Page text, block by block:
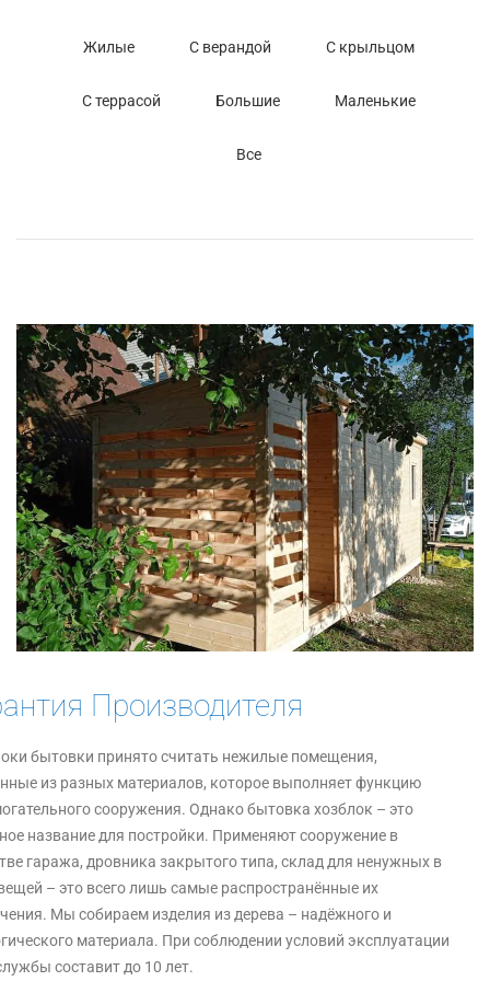
Жилые С верандой С крыльцом
С террасой Большие Маленькие
Все
Производителя
бытовки принято считать нежилые помещения,
из разных материалов, которое выполняет функцию
сооружения. Однако бытовка хозблок – это
название для постройки. Применяют сооружение в
гаража, дровника закрытого типа, склад для ненужных в
– это всего лишь самые распространённые их
Мы собираем изделия из дерева – надёжного и
материала. При соблюдении условий эксплуатации
составит до 10 лет.